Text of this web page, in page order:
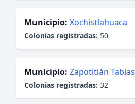
Municipio: Xochistlahuaca
Colonias registradas: 50
Municipio: Zapotitlán Tablas
Colonias registradas: 32